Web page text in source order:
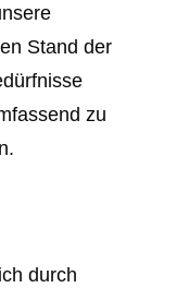
Stand der
zu
durch